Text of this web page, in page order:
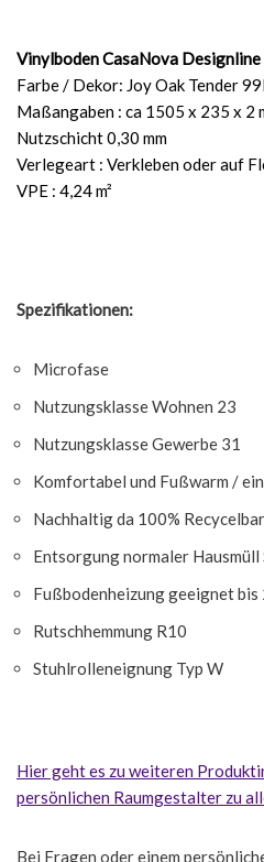
Vinylboden CasaNova Designline
Farbe / Dekor: Joy Oak Tender
Maßangaben : ca 1505 x 235 x 2
Nutzschicht 0,30 mm
Verlegeart : Verkleben oder auf
VPE : 4,24 m²
Spezifikationen:
Microfase
Nutzungsklasse Wohnen 23
Nutzungsklasse Gewerbe 31
Komfortabel und Fußwarm /
Nachhaltig da 100%
Entsorgung normaler
Fußbodenheizung geeignet bis
Rutschhemmung R10
Stuhlrolleneignung Typ W
Hier geht es zu weiteren
persönlichen Raumgestalter zu
Bei Fragen oder einem